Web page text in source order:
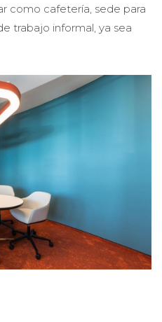
como cafetería, sede para
trabajo informal, ya sea